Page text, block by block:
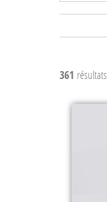
361 résultats